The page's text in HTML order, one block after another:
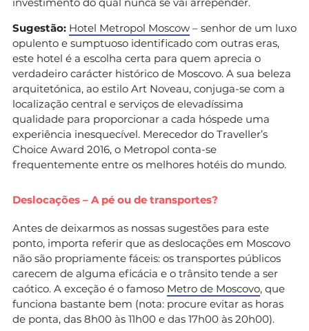
Sugestão: Hotel Metropol Moscow – senhor de um luxo
opulento e sumptuoso identificado com outras eras,
este hotel é a escolha certa para quem aprecia o
verdadeiro carácter histórico de Moscovo. A sua beleza
arquitetónica, ao estilo Art Noveau, conjuga-se com a
localização central e serviços de elevadíssima
qualidade para proporcionar a cada hóspede uma
experiência inesquecível. Merecedor do Traveller’s
Choice Award 2016, o Metropol conta-se
frequentemente entre os melhores hotéis do mundo.
Deslocações – A pé ou de transportes?
Antes de deixarmos as nossas sugestões para este
ponto, importa referir que as deslocações em Moscovo
não são propriamente fáceis: os transportes públicos
carecem de alguma eficácia e o trânsito tende a ser
caótico. A exceção é o famoso Metro de Moscovo, que
funciona bastante bem (nota: procure evitar as horas
de ponta, das 8h00 às 11h00 e das 17h00 às 20h00).